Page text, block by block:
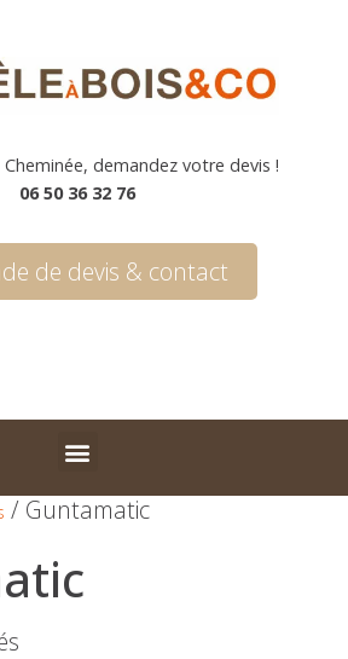
demandez votre devis !
06 50 36 32 76
de devis & contact
/ Guntamatic